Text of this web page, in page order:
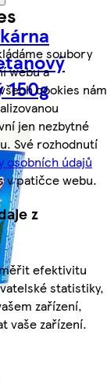
soubory
webu a
cookies nám
jen nezbytné
Své rozhodnutí
osobních údajů
v patičce webu.
z
efektivitu
statistiky,
zařízení,
vaše zařízení.